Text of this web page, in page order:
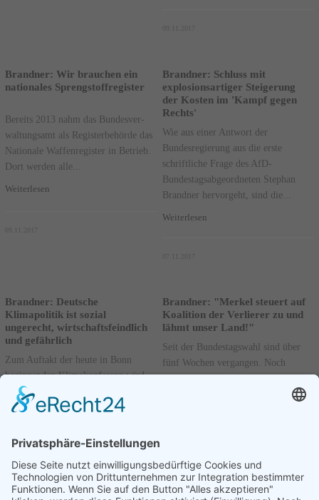
Brandner: Wir brauchen ein
nationales Sprengstoffregister
Bereits 2013 nahm das Bun­des­ver­
wal­tungs­amt als Re­gis­ter­be­hör­de das
Na­tio­na­le Waf­fen­re­gis­ter in Be­trieb.
Dort wer­den al­le...
Weiterlesen
Brandner: Schluss mit
explosionsartiger Steigerung
der Kosten im 'Kampf gegen
Rechts'
Wie aus einer Antwort der
Bundesregierung aus die erste
schriftliche Frage des AfD-
Bundestagsabgeordneten Stephan
Brandner hervorgeht, sind die...
Weiterlesen
Brandner: Deutsche
Klimapolitik ist sozial
ungerecht, wirtschaftsfeindlich
und gefährlich
Zum Auftakt der heute in Bonn
beginnenden Klimakonferenz wird
wie so oft in der Vergangenheit ein
noch stärkerer Ausbau der
Weiterlesen
06.11.2017
Brandner: "Merkel steuert auf
Koalition der Verlierer zu und
lähmt unser Land!"
Seit der Bundestagswahl sind über
fünf Wochen vergangen. Noch
immer haben weder offizielle
Koalitionsverhandlungen begonnen,
03.11.2017